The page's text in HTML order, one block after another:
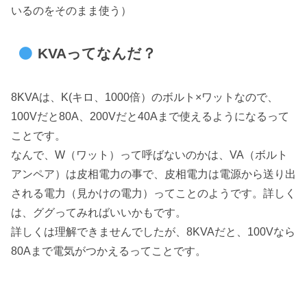
いるのをそのまま使う）
KVAってなんだ？
8KVAは、K(キロ、1000倍）のボルト×ワットなので、
100Vだと80A、200Vだと40Aまで使えるようになるって
ことです。
なんで、W（ワット）って呼ばないのかは、VA（ボルト
アンペア）は皮相電力の事で、皮相電力は電源から送り出
される電力（見かけの電力）ってことのようです。詳しく
は、ググってみればいいかもです。
詳しくは理解できませんでしたが、8KVAだと、100Vなら
80Aまで電気がつかえるってことです。